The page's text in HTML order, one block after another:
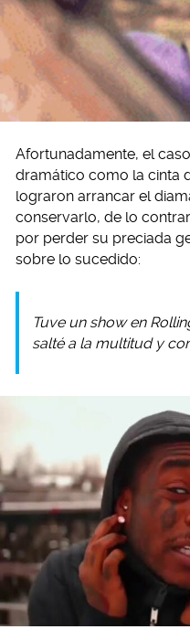
Afortunadamente, el
dramático como la cinta
lograron arrancar el
conservarlo, de lo
por perder su preciada
sobre lo sucedido:
Tuve un show en
salté a la multitud y